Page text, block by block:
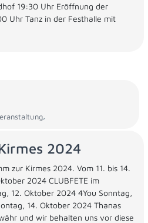
19:30 Uhr Eröffnung der
Uhr Tanz in der Festhalle mit
2024
zur Kirmes 2024. Vom 11. bis 14.
2024 CLUBFETE im
12. Oktober 2024 4You Sonntag,
14. Oktober 2024 Thanas
und wir behalten uns vor diese